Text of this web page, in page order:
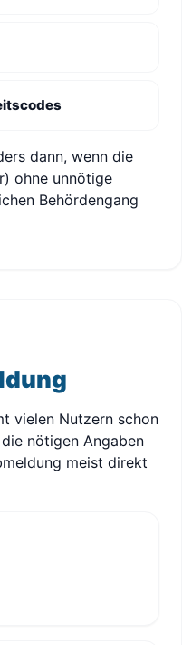
dann, wenn die
ohne unnötige
Behördengang
vielen Nutzern schon
nötigen Angaben
meist direkt